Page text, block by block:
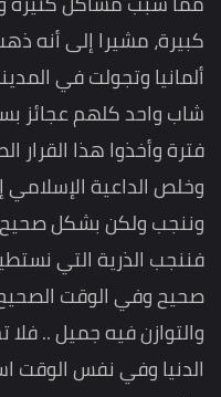
كبيرة، مشيرا إلى أنه
ألمانيا وتجولت في
شاب واحد كلهم عجائز
فترة وأخذوا هذا القرار
وخلص الداعية الإسلامي
وننجب ولكن بشكل صحيح
فننجب الذرية التي
صحيح وفي الوقت
والتوازن فيه جميل ..
الدنيا وفي نفس الوقت